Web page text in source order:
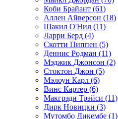
Коби Брайант (61)
Аллен Айверсон (18)
Шакил О'Нил (11)
Ларри Берд (4)
Скотти Пиппен (5)
Деннис Родман (11)
Мэджик Джонсон (2)
Стоктон Джон (5)
Мэлоун Карл (6)
Винс Картер (6)
Макгрэди Трэйси (11)
Дирк Новицки (3)
Мутомбо Дикембе (1)